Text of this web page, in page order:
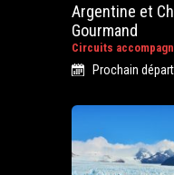
Argentine et
Gourmand
Circuits
Prochain